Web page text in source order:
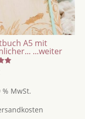
A5 mit
...weiter
% MwSt.